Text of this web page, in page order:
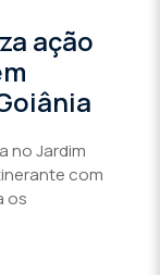
ação
no Jardim
com
os